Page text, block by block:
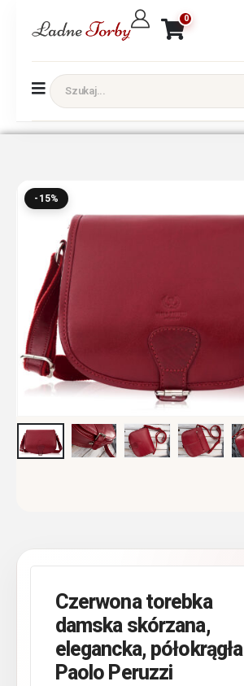
0
-15%
Czerwona torebka
damska skórzana,
elegancka, półokrągła
Paolo Peruzzi